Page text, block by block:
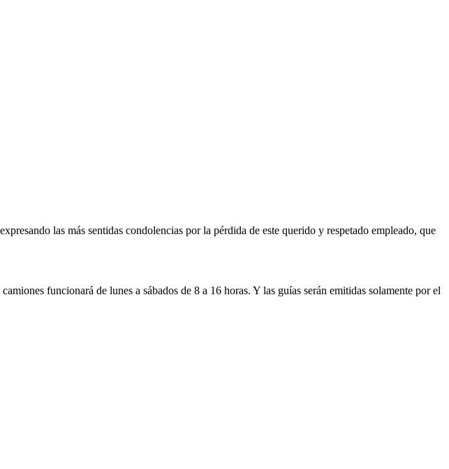
las más sentidas condolencias por la pérdida de este querido y respetado empleado, que
funcionará de lunes a sábados de 8 a 16 horas. Y las guías serán emitidas solamente por el